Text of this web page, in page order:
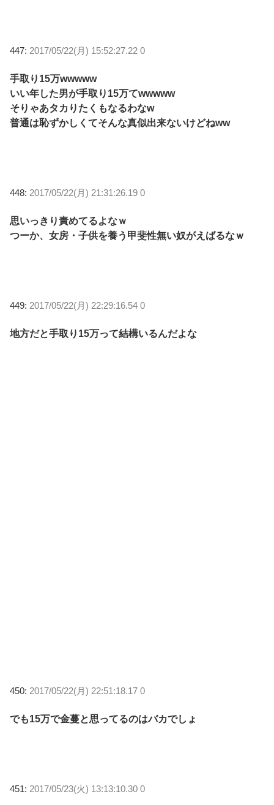
447: 2017/05/22(月) 15:52:27.22 0
手取り15万wwwww
いい年した男が手取り15万てwwwww
そりゃあタカりたくもなるわなw
普通は恥ずかしくてそんな真似出来ないけどねww
448: 2017/05/22(月) 21:31:26.19 0
思いっきり責めてるよなｗ
つーか、女房・子供を養う甲斐性無い奴がえばるなｗ
449: 2017/05/22(月) 22:29:16.54 0
地方だと手取り15万って結構いるんだよな
450: 2017/05/22(月) 22:51:18.17 0
でも15万で金蔓と思ってるのはバカでしょ
451: 2017/05/23(火) 13:13:10.30 0